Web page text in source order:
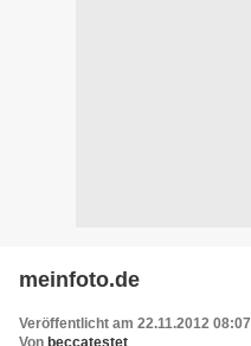
meinfoto.de
Veröffentlicht am 22.11.2012 08:07
Von beccatestet